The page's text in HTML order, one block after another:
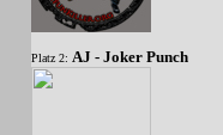
Platz 2: AJ - Joker Punch